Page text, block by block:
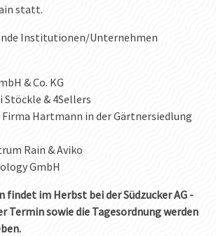
statt.
Institutionen/Unternehmen
& Co. KG
Stöckle & 4Sellers
Firma Hartmann in der Gärtnersiedlung
Rain & Aviko
GmbH
findet im Herbst bei der Südzucker AG -
Termin sowie die Tagesordnung werden